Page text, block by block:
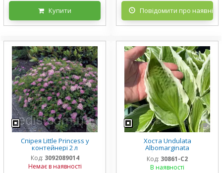
Купити Повідомити про
Спірея Little Princess у
контейнері 2 л
Код: 3092089014
Немає в наявності
Хоста Undulata
Albomarginata
(Альбомарджината)
контейнер 2 л, 3/+ розетки
Код: 30861-С2
В наявності